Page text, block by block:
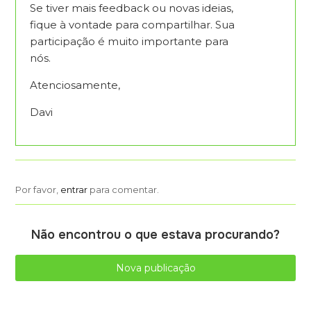
Se tiver mais feedback ou novas ideias,
fique à vontade para compartilhar. Sua
participação é muito importante para
nós.
Atenciosamente,
Davi
Por favor, entrar para comentar.
Não encontrou o que estava procurando?
Nova publicação